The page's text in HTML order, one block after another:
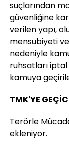
suçlarından
güvenliğine
verilen yapı,
mensubiyeti
nedeniyle
ruhsatları
kamuya
TMK'YE
Terörle
ekleniyor.